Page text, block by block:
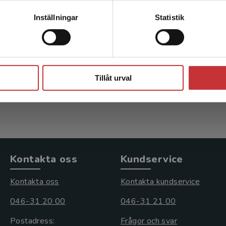
Inställningar Statistik
Tillåt urval
praktisk medicin
inkl. moms
Exkl. moms: 679 kr
Exkl.
Kontakta oss
Kontakta oss
046-31 20 00
Postadress:
Kundservice
Kontakta kundservice
046-31 21 00
Frågor och svar